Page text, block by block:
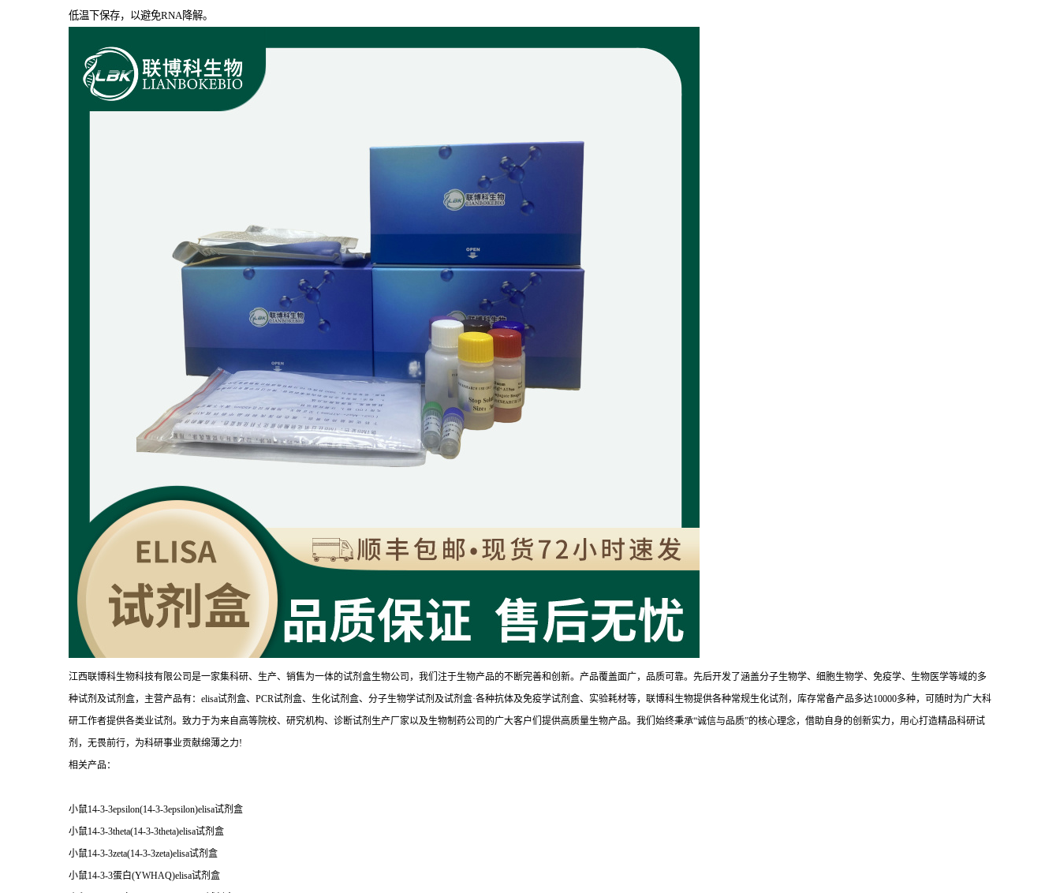
低温下保存，以避免RNA降解。
江西联博科生物科技有限公司是一家集科研、生产、销售为一体的试剂盒生物公司，我们注于生物产品的不断完善和创新。产品覆盖面广，品质可靠。先后开发了涵盖分子生物学、细胞生物学、免疫学、生物医学等域的多
种试剂及试剂盒，主营产品有：elisa试剂盒、PCR试剂盒、生化试剂盒、分子生物学试剂及试剂盒·各种抗体及免疫学试剂盒、实验耗材等，联博科生物提供各种常规生化试剂，库存常备产品多达10000多种，可随时为广大科
研工作者提供各类业试剂。致力于为来自高等院校、研究机构、诊断试剂生产厂家以及生物制药公司的广大客户们提供高质量生物产品。我们始终秉承“诚信与品质”的核心理念，借助自身的创新实力，用心打造精品科研试
剂，无畏前行，为科研事业贡献绵薄之力!
相关产品：
小鼠14-3-3epsilon(14-3-3epsilon)elisa试剂盒
小鼠14-3-3theta(14-3-3theta)elisa试剂盒
小鼠14-3-3zeta(14-3-3zeta)elisa试剂盒
小鼠14-3-3蛋白(YWHAQ)elisa试剂盒